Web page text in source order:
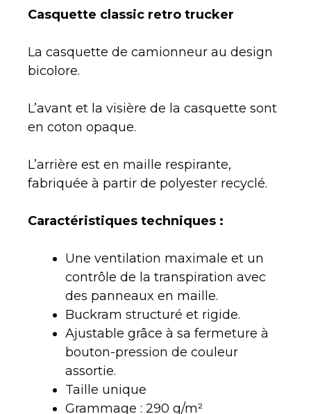
Casquette classic retro trucker
La casquette de camionneur au design
bicolore.
L’avant et la visière de la casquette sont
en coton opaque.
L’arrière est en maille respirante,
fabriquée à partir de polyester recyclé.
Caractéristiques techniques :
Une ventilation maximale et un
contrôle de la transpiration avec
des panneaux en maille.
Buckram structuré et rigide.
Ajustable grâce à sa fermeture à
bouton-pression de couleur
assortie.
Taille unique
Grammage : 290 g/m²